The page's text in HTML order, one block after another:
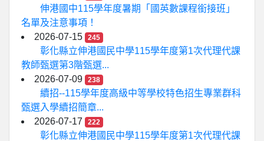
伸港國中115學年度暑期「國英數課程銜接班」
名單及注意事項！
2026-07-15
245
彰化縣立伸港國民中學115學年度第1次代理代課
教師甄選第3階甄選...
2026-07-09
238
續招--115學年度高級中等學校特色招生專業群科
甄選入學續招簡章...
2026-07-17
222
彰化縣立伸港國民中學115學年度第1次代理代課